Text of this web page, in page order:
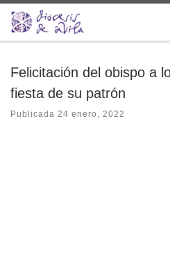
Saltar al contenido
Felicitación del obispo a
fiesta de su patrón
Publicada 24 enero, 2022